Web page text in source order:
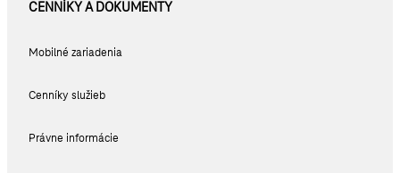
CENNÍKY A DOKUMENTY
Mobilné zariadenia
Cenníky služieb
Právne informácie